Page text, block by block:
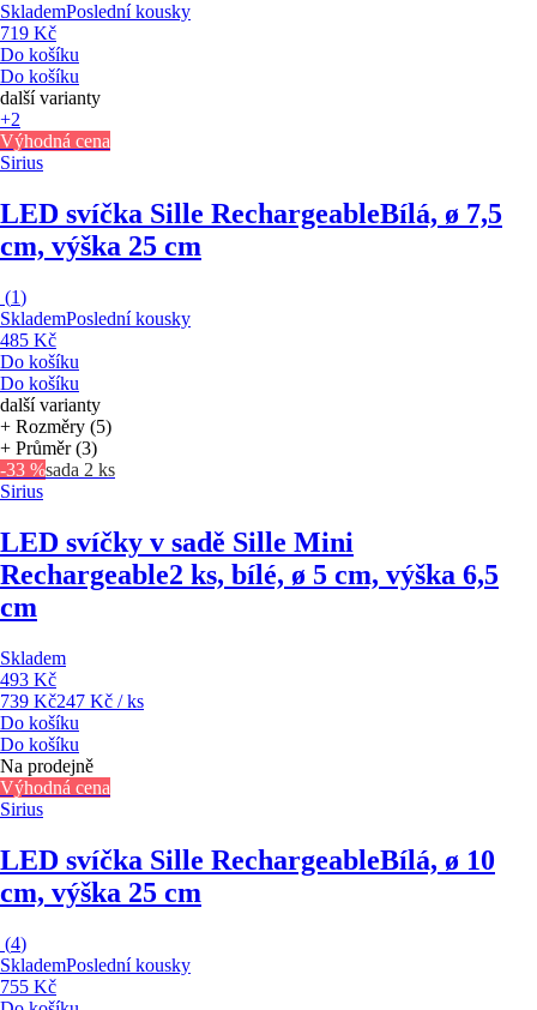
SklademPoslední kousky
719 Kč
Do košíku
Do košíku
další varianty
+2
Výhodná cena
Sirius
LED svíčka Sille RechargeableBílá, ø 7,5
cm, výška 25 cm
(1)
SklademPoslední kousky
485 Kč
Do košíku
Do košíku
další varianty
+ Rozměry (5)
+ Průměr (3)
-33 %sada 2 ks
Sirius
LED svíčky v sadě Sille Mini
Rechargeable2 ks, bílé, ø 5 cm, výška 6,5
cm
Skladem
493 Kč
739 Kč247 Kč / ks
Do košíku
Do košíku
Na prodejně
Výhodná cena
Sirius
LED svíčka Sille RechargeableBílá, ø 10
cm, výška 25 cm
(4)
SklademPoslední kousky
755 Kč